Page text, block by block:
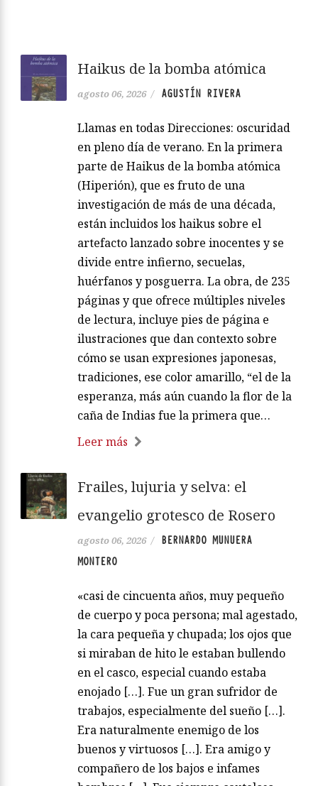
Haikus de la bomba atómica
agosto 06, 2026 / AGUSTÍN RIVERA
Llamas en todas Direcciones: oscuridad
en pleno día de verano. En la primera
parte de Haikus de la bomba atómica
(Hiperión), que es fruto de una
investigación de más de una década,
están incluidos los haikus sobre el
artefacto lanzado sobre inocentes y se
divide entre infierno, secuelas,
huérfanos y posguerra. La obra, de 235
páginas y que ofrece múltiples niveles
de lectura, incluye pies de página e
ilustraciones que dan contexto sobre
cómo se usan expresiones japonesas,
tradiciones, ese color amarillo, “el de la
esperanza, más aún cuando la flor de la
caña de Indias fue la primera que…
Leer más
Frailes, lujuria y selva: el
evangelio grotesco de Rosero
agosto 06, 2026 /
BERNARDO MUNUERA
MONTERO
«casi de cincuenta años, muy pequeño
de cuerpo y poca persona; mal agestado,
la cara pequeña y chupada; los ojos que
si miraban de hito le estaban bullendo
en el casco, especial cuando estaba
enojado […]. Fue un gran sufridor de
trabajos, especialmente del sueño […].
Era naturalmente enemigo de los
buenos y virtuosos […]. Era amigo y
compañero de los bajos e infames